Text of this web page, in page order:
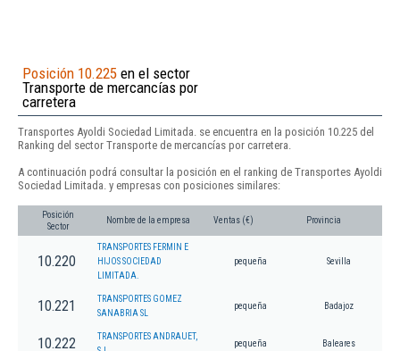
Posición 10.225 en el sector
Transporte de mercancías por
carretera
Transportes Ayoldi Sociedad Limitada. se encuentra en la posición 10.225 del
Ranking del sector Transporte de mercancías por carretera.
A continuación podrá consultar la posición en el ranking de Transportes Ayoldi
Sociedad Limitada. y empresas con posiciones similares:
Posición
Sector
Nombre de la empresa Ventas (€) Provincia
10.220
TRANSPORTES FERMIN E
HIJOS SOCIEDAD
LIMITADA.
pequeña Sevilla
10.221
TRANSPORTES GOMEZ
SANABRIA SL
pequeña Badajoz
10.222
TRANSPORTES ANDRAUET,
pequeña Baleares